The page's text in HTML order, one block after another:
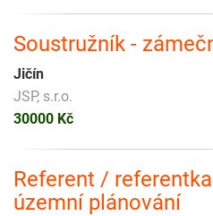
Soustružník -
Jičín
JSP, s.r.o.
30000 Kč
Referent /
územní plánování